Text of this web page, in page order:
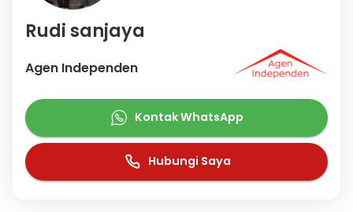
Rudi sanjaya
Agen Independen
Kontak WhatsApp
Hubungi Saya